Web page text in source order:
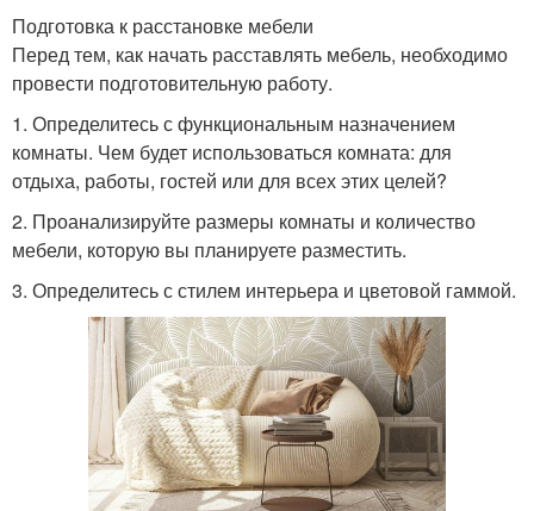
Подготовка к расстановке мебели
Перед тем, как начать расставлять мебель, необходимо
провести подготовительную работу.
1. Определитесь с функциональным назначением
комнаты. Чем будет использоваться комната: для
отдыха, работы, гостей или для всех этих целей?
2. Проанализируйте размеры комнаты и количество
мебели, которую вы планируете разместить.
3. Определитесь с стилем интерьера и цветовой гаммой.